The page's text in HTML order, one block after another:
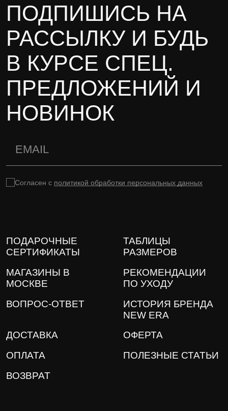
ПОДПИШИСЬ НА
РАССЫЛКУ И БУДЬ
В КУРСЕ СПЕЦ.
ПРЕДЛОЖЕНИЙ И
НОВИНОК
Согласен с политикой обработки персональных данных
ПОДАРОЧНЫЕ
СЕРТИФИКАТЫ
ТАБЛИЦЫ
РАЗМЕРОВ
МАГАЗИНЫ В
МОСКВЕ
РЕКОМЕНДАЦИИ
ПО УХОДУ
ВОПРОС-ОТВЕТ
ИСТОРИЯ БРЕНДА
NEW ERA
ДОСТАВКА
ОФЕРТА
ОПЛАТА
ПОЛЕЗНЫЕ СТАТЬИ
ВОЗВРАТ